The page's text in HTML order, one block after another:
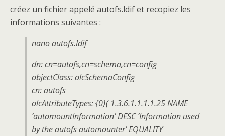
créez un fichier appelé autofs.ldif et recopiez les
informations suivantes :
nano autofs.ldif
dn: cn=autofs,cn=schema,cn=config
objectClass: olcSchemaConfig
cn: autofs
olcAttributeTypes: {0}( 1.3.6.1.1.1.1.25 NAME
‘automountInformation’ DESC ‘Information used
by the autofs automounter’ EQUALITY